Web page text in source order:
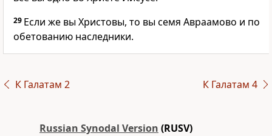
29 Если же вы Христовы, то вы семя Авраамово и по
обетованию наследники.
К Галатам 2 К Галатам 4
Russian Synodal Version (RUSV)